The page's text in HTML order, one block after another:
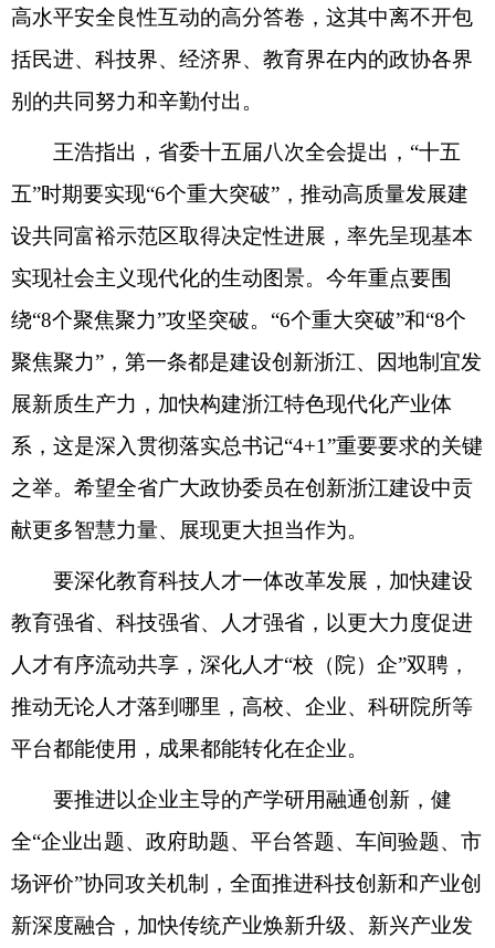
高水平安全良性互动的高分答卷，这其中离不开包
括民进、科技界、经济界、教育界在内的政协各界
别的共同努力和辛勤付出。
王浩指出，省委十五届八次全会提出，“十五
五”时期要实现“6个重大突破”，推动高质量发展建
设共同富裕示范区取得决定性进展，率先呈现基本
实现社会主义现代化的生动图景。今年重点要围
绕“8个聚焦聚力”攻坚突破。“6个重大突破”和“8个
聚焦聚力”，第一条都是建设创新浙江、因地制宜发
展新质生产力，加快构建浙江特色现代化产业体
系，这是深入贯彻落实总书记“4+1”重要要求的关键
之举。希望全省广大政协委员在创新浙江建设中贡
献更多智慧力量、展现更大担当作为。
要深化教育科技人才一体改革发展，加快建设
教育强省、科技强省、人才强省，以更大力度促进
人才有序流动共享，深化人才“校（院）企”双聘，
推动无论人才落到哪里，高校、企业、科研院所等
平台都能使用，成果都能转化在企业。
要推进以企业主导的产学研用融通创新，健
全“企业出题、政府助题、平台答题、车间验题、市
场评价”协同攻关机制，全面推进科技创新和产业创
新深度融合，加快传统产业焕新升级、新兴产业发